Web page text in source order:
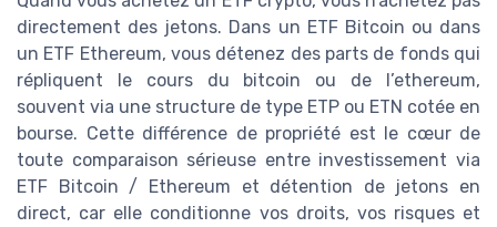
directement des jetons. Dans un ETF Bitcoin ou dans
un ETF Ethereum, vous détenez des parts de fonds qui
répliquent le cours du bitcoin ou de l’ethereum,
souvent via une structure de type ETP ou ETN cotée en
bourse. Cette différence de propriété est le cœur de
toute comparaison sérieuse entre investissement via
ETF Bitcoin / Ethereum et détention de jetons en
direct, car elle conditionne vos droits, vos risques et